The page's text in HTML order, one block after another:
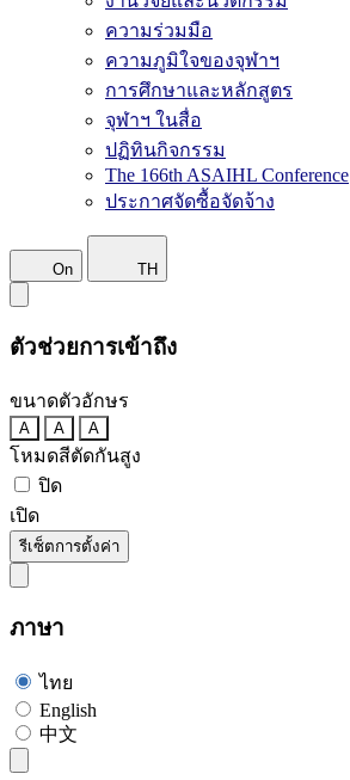
ความร่วมมือ
ความภูมิใจของจุฬาฯ
การศึกษาและหลักสูตร
จุฬาฯ ในสื่อ
ปฏิทินกิจกรรม
The 166th ASAIHL Conference
ประกาศจัดซื้อจัดจ้าง
On TH
ตัวช่วยการเข้าถึง
ขนาดตัวอักษร
A A A
โหมดสีตัดกันสูง
ปิด
เปิด
รีเซ็ตการตั้งค่า
ภาษา
ไทย
English
中文